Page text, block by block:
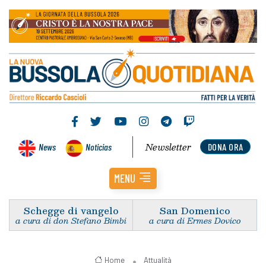
News Noticias DONA ORA
Newsletter
MENU
Schegge di vangelo
a cura di don Stefano Bimbi
San Domenico
a cura di Ermes Dovico
Home Attualità